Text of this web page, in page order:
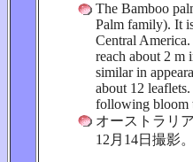
The Bamboo
Palm family). It
Central
reach about 2 m
similar in
about 12
following bloom
オーストラリ
12月14日撮影